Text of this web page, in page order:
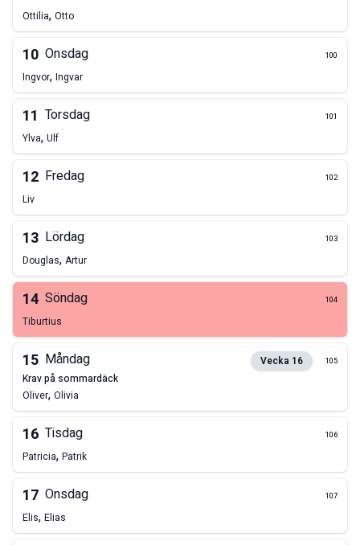
Ottilia, Otto
10 Onsdag 100
Ingvor, Ingvar
11 Torsdag 101
Ylva, Ulf
12 Fredag 102
Liv
13 Lördag 103
Douglas, Artur
14 Söndag 104
Tiburtius
15 Måndag Vecka 16 105
krav på sommardäck
Oliver, Olivia
16 Tisdag 106
Patricia, Patrik
17 Onsdag 107
Elis, Elias